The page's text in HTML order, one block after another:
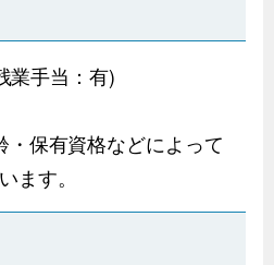
業手当：有)
・保有資格などによって
ます。